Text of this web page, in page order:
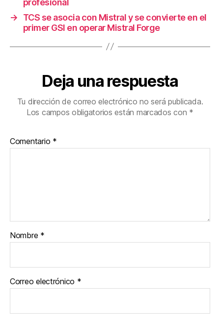
→
TCS se asocia con Mistral y se convierte en el
primer GSI en operar Mistral Forge
Deja una respuesta
Tu dirección de correo electrónico no será publicada.
Los campos obligatorios están marcados con *
Comentario *
Nombre *
Correo electrónico *